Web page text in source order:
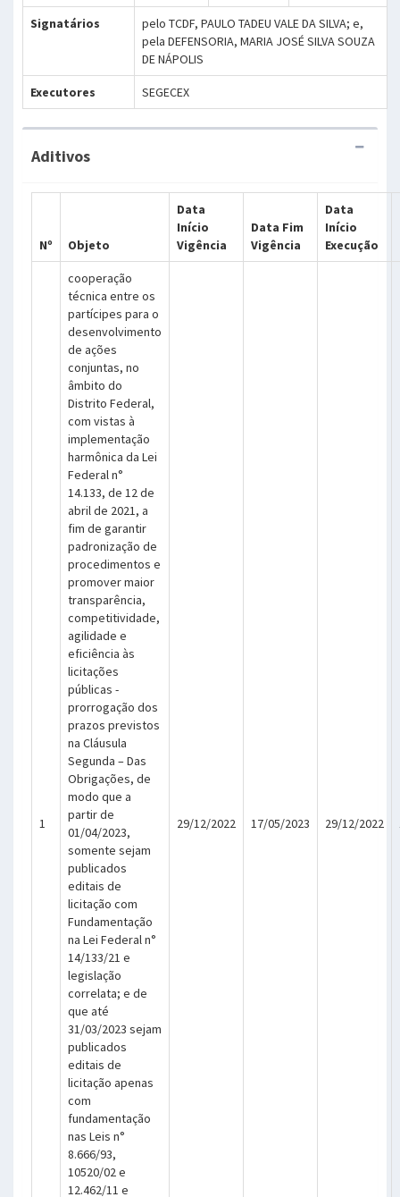
Signatários
pelo TCDF, PAULO TADEU VALE DA SILVA; e,
pela DEFENSORIA, MARIA JOSÉ SILVA SOUZA
DE NÁPOLIS
Executores SEGECEX
Aditivos
Nº Objeto
Data
Início
Vigência
Data Fim
Vigência
Data
Início
Execução
1
cooperação
técnica entre os
partícipes para o
desenvolvimento
de ações
conjuntas, no
âmbito do
Distrito Federal,
com vistas à
implementação
harmônica da Lei
Federal n°
14.133, de 12 de
abril de 2021, a
fim de garantir
padronização de
procedimentos e
promover maior
transparência,
competitividade,
agilidade e
eficiência às
licitações
públicas -
prorrogação dos
prazos previstos
na Cláusula
Segunda – Das
Obrigações, de
modo que a
partir de
01/04/2023,
somente sejam
publicados
editais de
licitação com
Fundamentação
na Lei Federal n°
14/133/21 e
legislação
correlata; e de
que até
31/03/2023 sejam
publicados
editais de
licitação apenas
com
fundamentação
nas Leis n°
8.666/93,
10520/02 e
12.462/11 e
29/12/2022 17/05/2023 29/12/2022